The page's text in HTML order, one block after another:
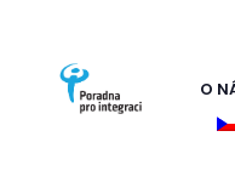
O
Poradna pro